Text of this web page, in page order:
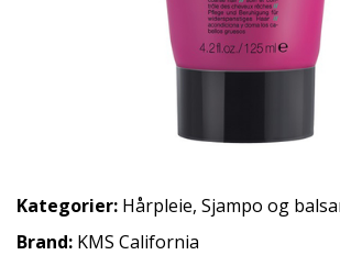
Kategorier: Hårpleie, Sjampo og
Brand: KMS California